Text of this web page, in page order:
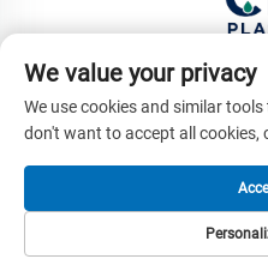
Derechos de autor © 2026
TRADING COMPANY
reservados. -Política de
We value your privacy
We use cookies and similar
don't want to accept all cookies,